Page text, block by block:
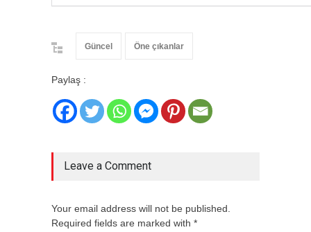
Güncel Öne çıkanlar
Paylaş :
Leave a Comment
Your email address will not be published.
Required fields are marked with *